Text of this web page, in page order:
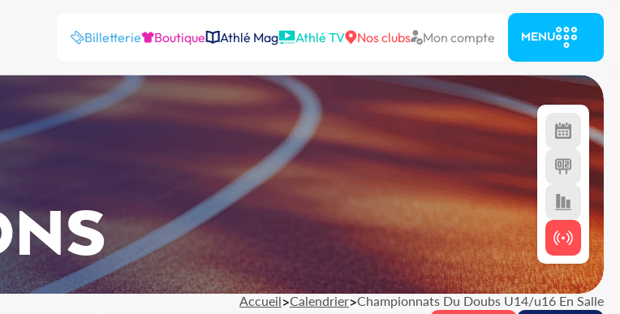
Billetterie Boutique Athlé Mag Athlé TV Nos clubs Mon compte MENU
Accueil>Calendrier>Championnats Du Doubs U14/u16 En Salle